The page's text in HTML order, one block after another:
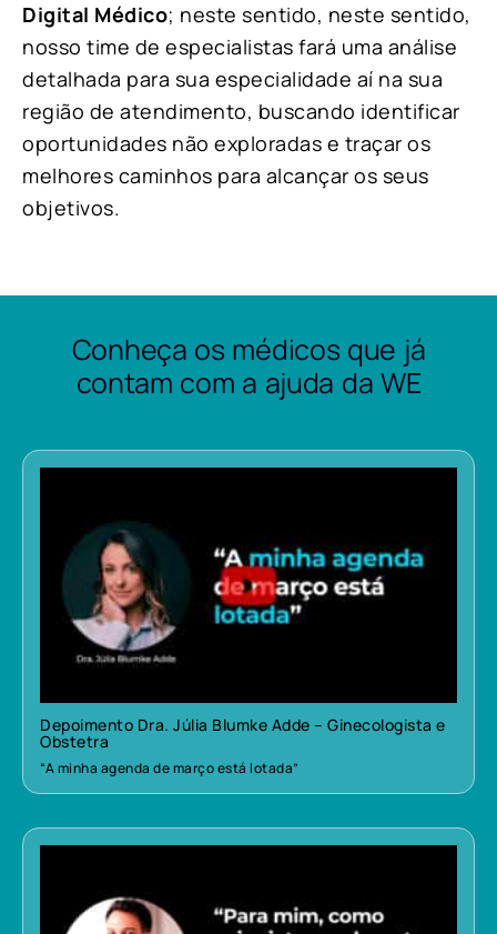
Digital Médico; neste sentido, neste sentido,
nosso time de especialistas fará uma análise
detalhada para sua especialidade aí na sua
região de atendimento, buscando identificar
oportunidades não exploradas e traçar os
melhores caminhos para alcançar os seus
objetivos.
Conheça os médicos que já
contam com a ajuda da WE
Depoimento Dra. Júlia Blumke Adde – Ginecologista e
Obstetra
“A minha agenda de março está lotada”